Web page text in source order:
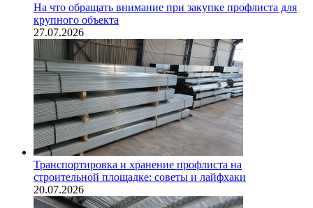
На что обращать внимание при закупке профлиста для
крупного объекта
27.07.2026
Транспортировка и хранение профлиста на
строительной площадке: советы и лайфхаки
20.07.2026